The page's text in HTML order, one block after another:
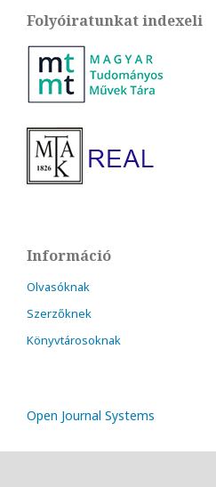
Folyóiratunkat indexeli
Információ
Olvasóknak
Szerzőknek
Könyvtárosoknak
Open Journal Systems